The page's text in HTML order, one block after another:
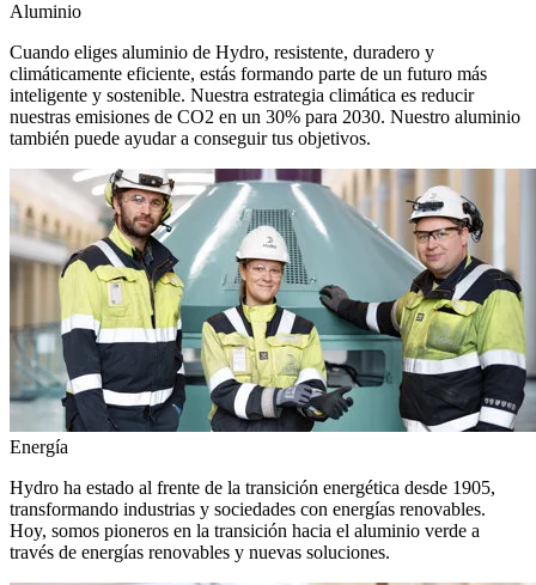
Aluminio
Cuando eliges aluminio de Hydro, resistente, duradero y
climáticamente eficiente, estás formando parte de un futuro más
inteligente y sostenible. Nuestra estrategia climática es reducir
nuestras emisiones de CO2 en un 30% para 2030. Nuestro aluminio
también puede ayudar a conseguir tus objetivos.
Energía
Hydro ha estado al frente de la transición energética desde 1905,
transformando industrias y sociedades con energías renovables.
Hoy, somos pioneros en la transición hacia el aluminio verde a
través de energías renovables y nuevas soluciones.